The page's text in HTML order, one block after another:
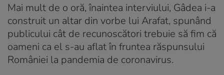
Mai mult de o oră, înaintea interviului, Gâdea i-a
construit un altar din vorbe lui Arafat, spunând
publicului cât de recunoscători trebuie să fim că
oameni ca el s-au aflat în fruntea răspunsului
României la pandemia de coronavirus.